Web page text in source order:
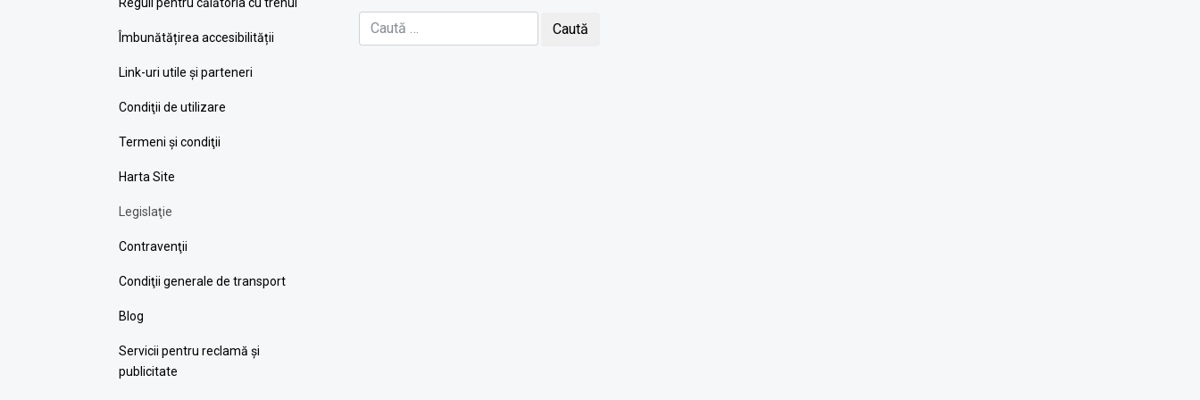
Îmbunătățirea accesibilității
Link-uri utile şi parteneri
Condiţii de utilizare
Termeni şi condiţii
Harta Site
Legislaţie
Contravenţii
Condiţii generale de transport
Blog
Servicii pentru reclamă și
publicitate